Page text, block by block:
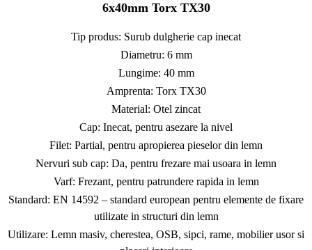
6x40mm Torx TX30
Tip produs: Surub dulgherie cap inecat
Diametru: 6 mm
Lungime: 40 mm
Amprenta: Torx TX30
Material: Otel zincat
Cap: Inecat, pentru asezare la nivel
Filet: Partial, pentru apropierea pieselor din lemn
Nervuri sub cap: Da, pentru frezare mai usoara in lemn
Varf: Frezant, pentru patrundere rapida in lemn
Standard: EN 14592 – standard european pentru elemente de fixare
utilizate in structuri din lemn
Utilizare: Lemn masiv, cherestea, OSB, sipci, rame, mobilier usor si